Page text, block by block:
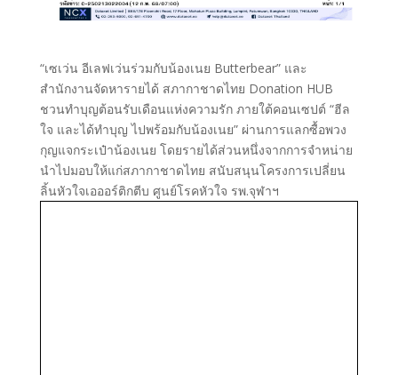
“เซเว่น อีเลฟเว่นร่วมกับน้องเนย Butterbear” และ
สำนักงานจัดหารายได้ สภากาชาดไทย Donation HUB
ชวนทำบุญต้อนรับเดือนแห่งความรัก ภายใต้คอนเซปต์ “ฮีล
ใจ และได้ทำบุญ ไปพร้อมกับน้องเนย” ผ่านการแลกซื้อพวง
กุญแจกระเป๋าน้องเนย โดยรายได้ส่วนหนึ่งจากการจำหน่าย
นำไปมอบให้แก่สภากาชาดไทย สนับสนุนโครงการเปลี่ยน
ลิ้นหัวใจเอออร์ติกตีบ ศูนย์โรคหัวใจ รพ.จุฬาฯ